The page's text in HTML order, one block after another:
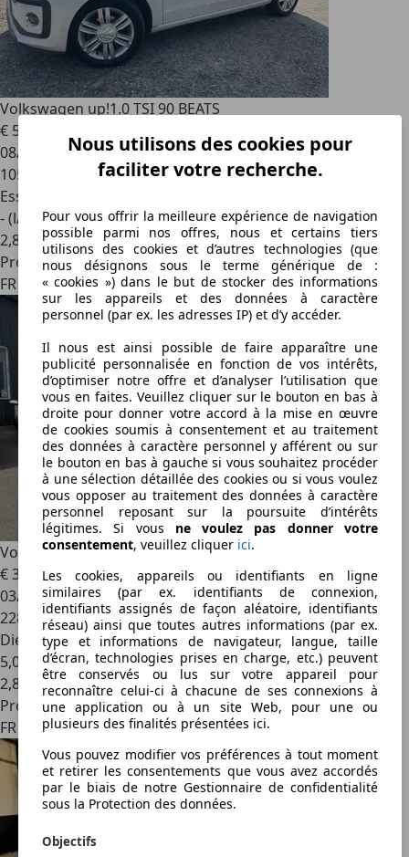
Volkswagen up!1.0 TSI 90 BEATS
€ 5 990
08/2019
105 500 km
Essence
- (l/100 km)
2,8
Professionnel
FR 78700
Volkswagen GolfV SW 1.9 TDI 105 Ch 1ère Main
€ 3 990
03/2009
228 000 km
Diesel
5,0 l/100 km (mixte)
2,8
Professionnel
FR 59229
Nous utilisons des cookies pour
faciliter votre recherche.
Pour vous offrir la meilleure expérience de navigation
possible parmi nos offres, nous et certains tiers
utilisons des cookies et d’autres technologies (que
nous désignons sous le terme générique de :
« cookies ») dans le but de stocker des informations
sur les appareils et des données à caractère
personnel (par ex. les adresses IP) et d’y accéder.
Il nous est ainsi possible de faire apparaître une
publicité personnalisée en fonction de vos intérêts,
d’optimiser notre offre et d’analyser l’utilisation que
vous en faites. Veuillez cliquer sur le bouton en bas à
droite pour donner votre accord à la mise en œuvre
de cookies soumis à consentement et au traitement
des données à caractère personnel y afférent ou sur
le bouton en bas à gauche si vous souhaitez procéder
à une sélection détaillée des cookies ou si vous voulez
vous opposer au traitement des données à caractère
personnel reposant sur la poursuite d’intérêts
légitimes. Si vous ne voulez pas donner votre
consentement, veuillez cliquer ici.
Les cookies, appareils ou identifiants en ligne
similaires (par ex. identifiants de connexion,
identifiants assignés de façon aléatoire, identifiants
réseau) ainsi que toutes autres informations (par ex.
type et informations de navigateur, langue, taille
d’écran, technologies prises en charge, etc.) peuvent
être conservés ou lus sur votre appareil pour
reconnaître celui-ci à chacune de ses connexions à
une application ou à un site Web, pour une ou
plusieurs des finalités présentées ici.
Vous pouvez modifier vos préférences à tout moment
et retirer les consentements que vous avez accordés
par le biais de notre Gestionnaire de confidentialité
sous la Protection des données.
Objectifs